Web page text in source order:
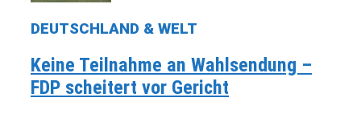
DEUTSCHLAND & WELT
Keine Teilnahme an Wahlsendung –
FDP scheitert vor Gericht